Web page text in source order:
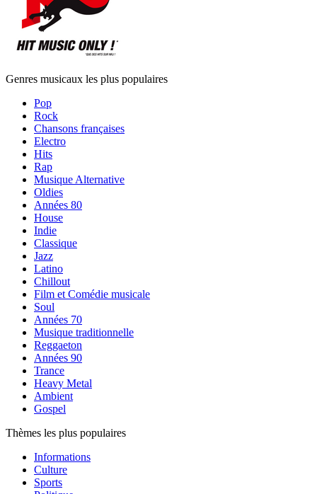
Genres musicaux les plus populaires
Pop
Rock
Chansons françaises
Electro
Hits
Rap
Musique Alternative
Oldies
Années 80
House
Indie
Classique
Jazz
Latino
Chillout
Film et Comédie musicale
Soul
Années 70
Musique traditionnelle
Reggaeton
Années 90
Trance
Heavy Metal
Ambient
Gospel
Thèmes les plus populaires
Informations
Culture
Sports